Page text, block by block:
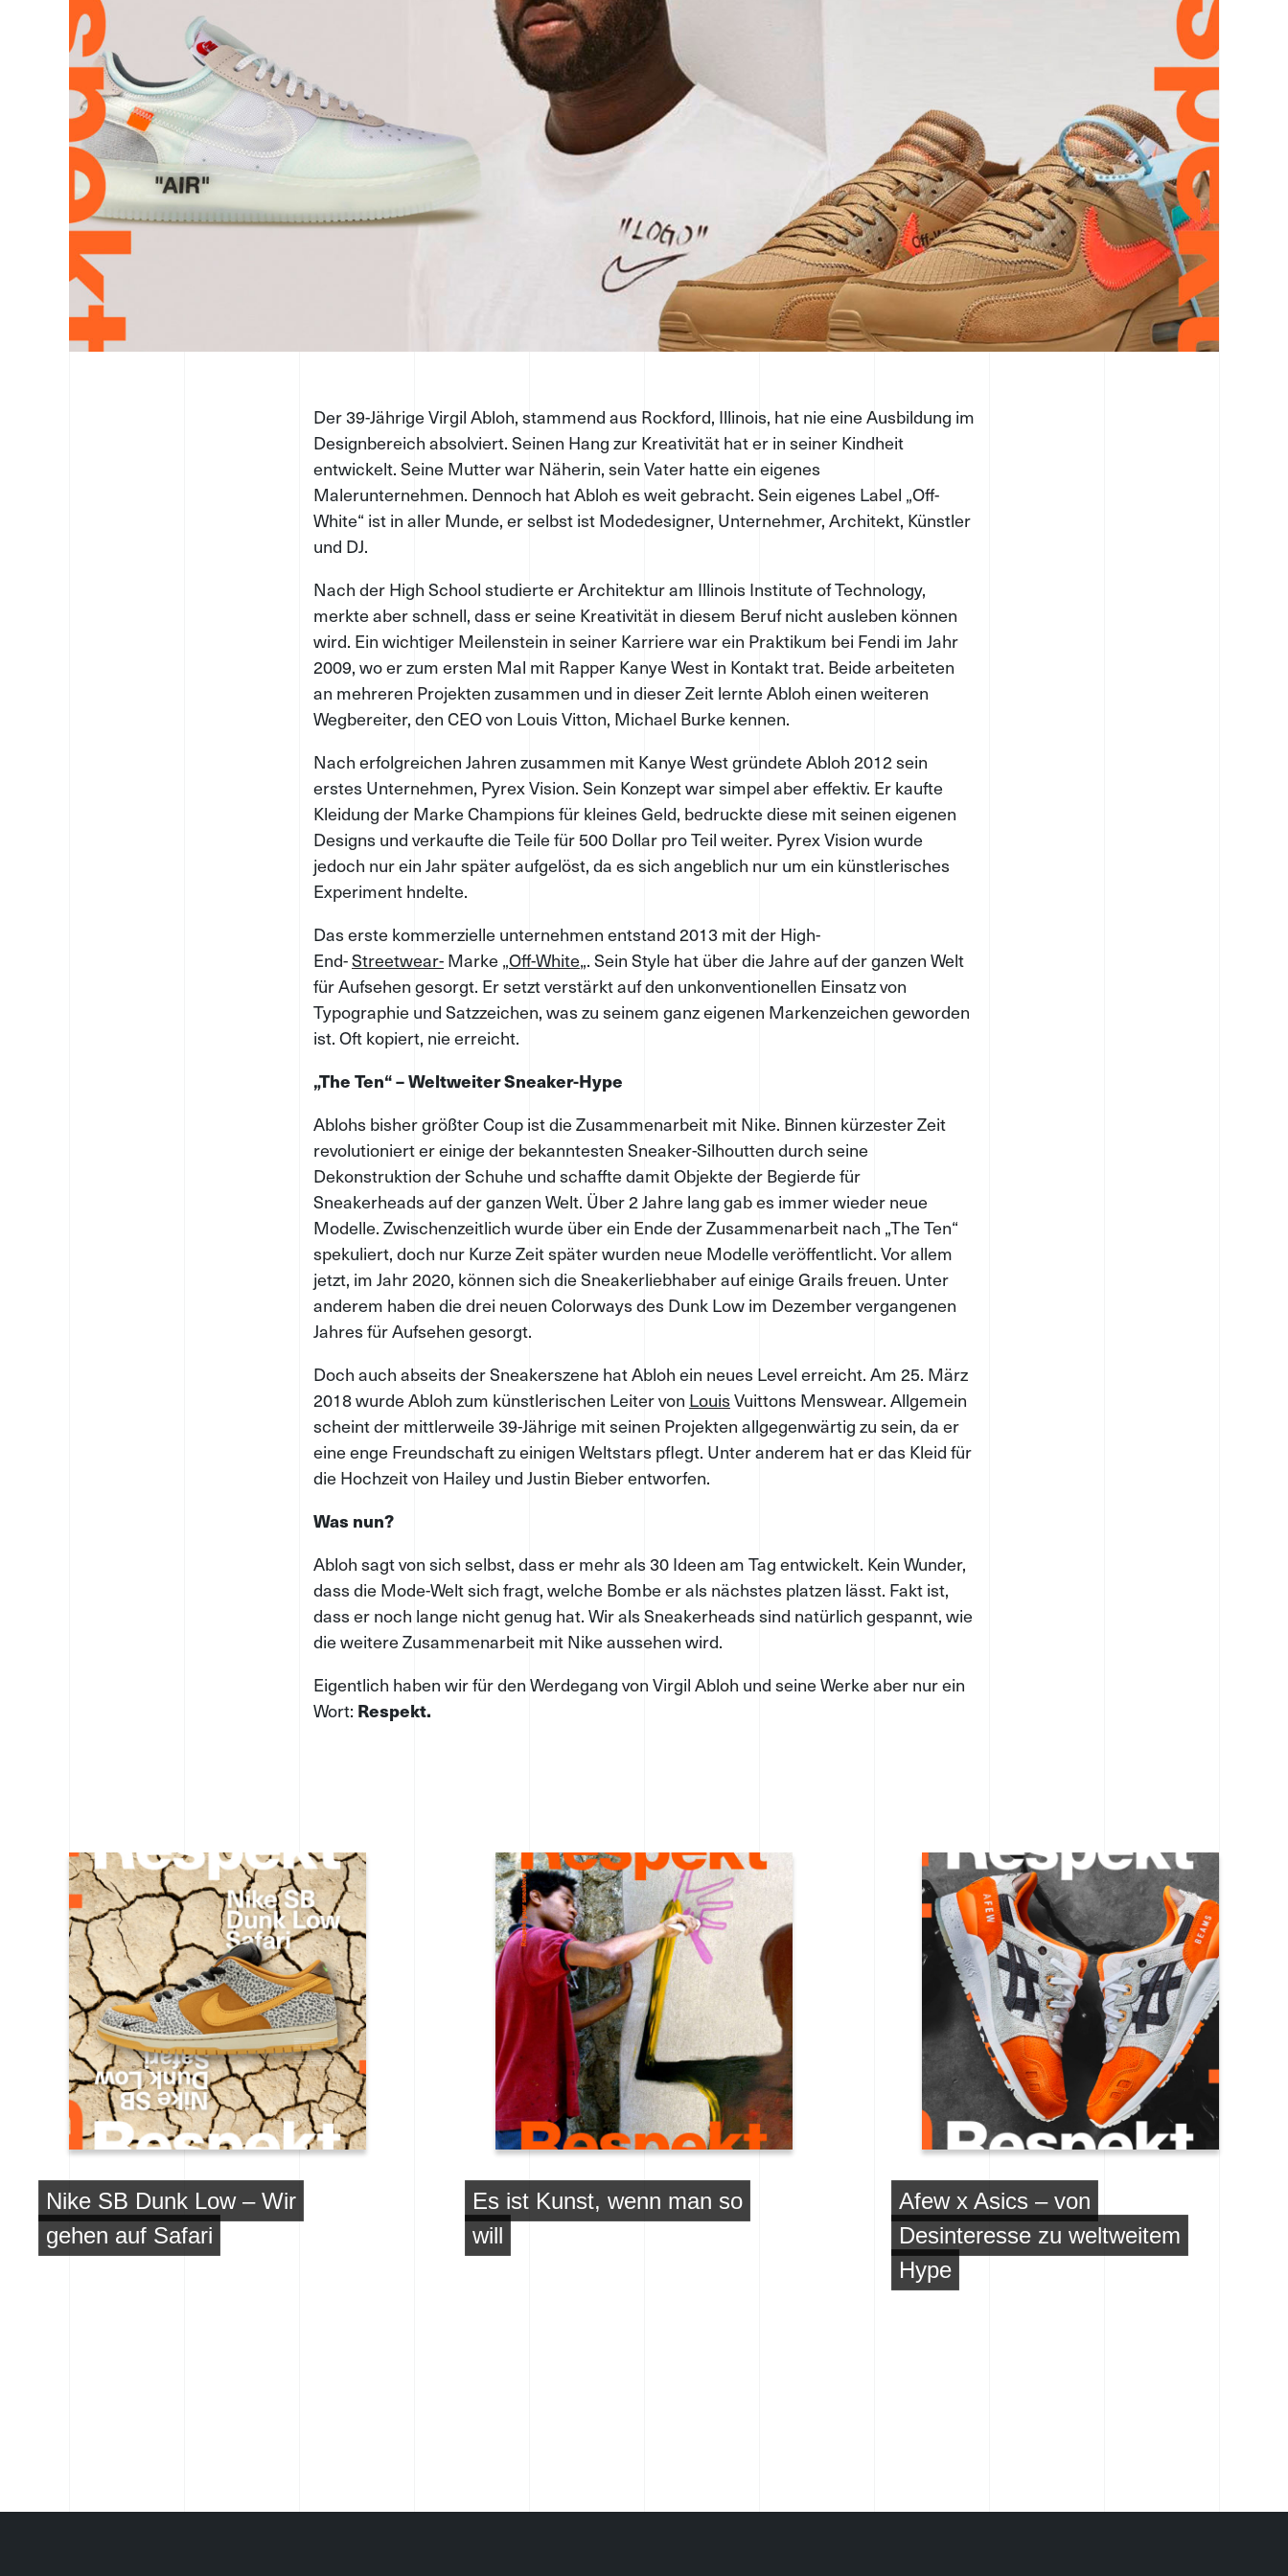
Der 39-Jährige Virgil Abloh, stammend aus Rockford, Illinois, hat nie eine Ausbildung im
Designbereich absolviert. Seinen Hang zur Kreativität hat er in seiner Kindheit
entwickelt. Seine Mutter war Näherin, sein Vater hatte ein eigenes
Malerunternehmen. Dennoch hat Abloh es weit gebracht. Sein eigenes Label „Off-
White“ ist in aller Munde, er selbst ist Modedesigner, Unternehmer, Architekt, Künstler
und DJ.
Nach der High School studierte er Architektur am Illinois Institute of Technology,
merkte aber schnell, dass er seine Kreativität in diesem Beruf nicht ausleben können
wird. Ein wichtiger Meilenstein in seiner Karriere war ein Praktikum bei Fendi im Jahr
2009, wo er zum ersten Mal mit Rapper Kanye West in Kontakt trat. Beide arbeiteten
an mehreren Projekten zusammen und in dieser Zeit lernte Abloh einen weiteren
Wegbereiter, den CEO von Louis Vitton, Michael Burke kennen.
Nach erfolgreichen Jahren zusammen mit Kanye West gründete Abloh 2012 sein
erstes Unternehmen, Pyrex Vision. Sein Konzept war simpel aber effektiv. Er kaufte
Kleidung der Marke Champions für kleines Geld, bedruckte diese mit seinen eigenen
Designs und verkaufte die Teile für 500 Dollar pro Teil weiter. Pyrex Vision wurde
jedoch nur ein Jahr später aufgelöst, da es sich angeblich nur um ein künstlerisches
Experiment hndelte.
Das erste kommerzielle unternehmen entstand 2013 mit der High-
End-Streetwear-Marke „Off-White„. Sein Style hat über die Jahre auf der ganzen Welt
für Aufsehen gesorgt. Er setzt verstärkt auf den unkonventionellen Einsatz von
Typographie und Satzzeichen, was zu seinem ganz eigenen Markenzeichen geworden
ist. Oft kopiert, nie erreicht.
„The Ten“ – Weltweiter Sneaker-Hype
Ablohs bisher größter Coup ist die Zusammenarbeit mit Nike. Binnen kürzester Zeit
revolutioniert er einige der bekanntesten Sneaker-Silhoutten durch seine
Dekonstruktion der Schuhe und schaffte damit Objekte der Begierde für
Sneakerheads auf der ganzen Welt. Über 2 Jahre lang gab es immer wieder neue
Modelle. Zwischenzeitlich wurde über ein Ende der Zusammenarbeit nach „The Ten“
spekuliert, doch nur Kurze Zeit später wurden neue Modelle veröffentlicht. Vor allem
jetzt, im Jahr 2020, können sich die Sneakerliebhaber auf einige Grails freuen. Unter
anderem haben die drei neuen Colorways des Dunk Low im Dezember vergangenen
Jahres für Aufsehen gesorgt.
Doch auch abseits der Sneakerszene hat Abloh ein neues Level erreicht. Am 25. März
2018 wurde Abloh zum künstlerischen Leiter von LouisVuittons Menswear. Allgemein
scheint der mittlerweile 39-Jährige mit seinen Projekten allgegenwärtig zu sein, da er
eine enge Freundschaft zu einigen Weltstars pflegt. Unter anderem hat er das Kleid für
die Hochzeit von Hailey und Justin Bieber entworfen.
Was nun?
Abloh sagt von sich selbst, dass er mehr als 30 Ideen am Tag entwickelt. Kein Wunder,
dass die Mode-Welt sich fragt, welche Bombe er als nächstes platzen lässt. Fakt ist,
dass er noch lange nicht genug hat. Wir als Sneakerheads sind natürlich gespannt, wie
die weitere Zusammenarbeit mit Nike aussehen wird.
Eigentlich haben wir für den Werdegang von Virgil Abloh und seine Werke aber nur ein
Wort: Respekt.
Nike SB Dunk Low – Wir
gehen auf Safari
Es ist Kunst, wenn man so
will
Afew x Asics – von
Desinteresse zu weltweitem
Hype